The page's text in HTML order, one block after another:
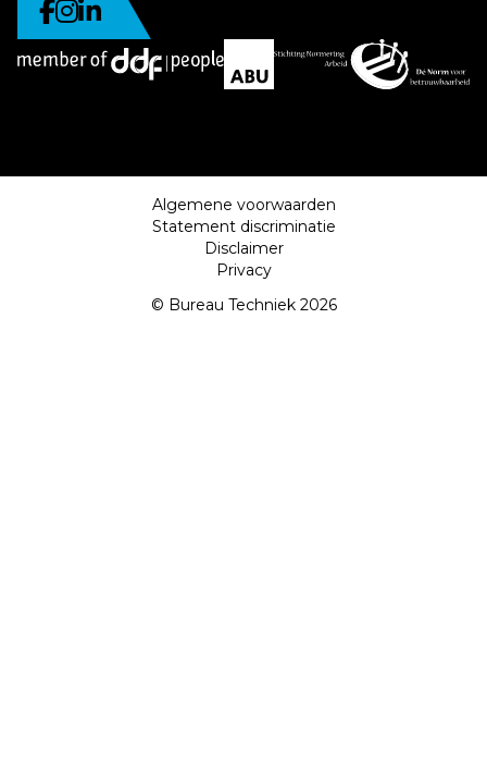
Algemene voorwaarden
Statement discriminatie
Disclaimer
Privacy
© Bureau Techniek 2026